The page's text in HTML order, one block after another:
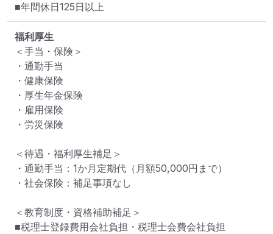
■年間休日125日以上
福利厚生
＜手当・保険＞
・通勤手当
・健康保険
・厚生年金保険
・雇用保険
・労災保険
＜待遇・福利厚生補足＞
・通勤手当：1か月定期代（月額50,000円まで）
・社会保険：補足事項なし
＜教育制度・資格補助補足＞
■税理士登録費用会社負担・税理士会費会社負担